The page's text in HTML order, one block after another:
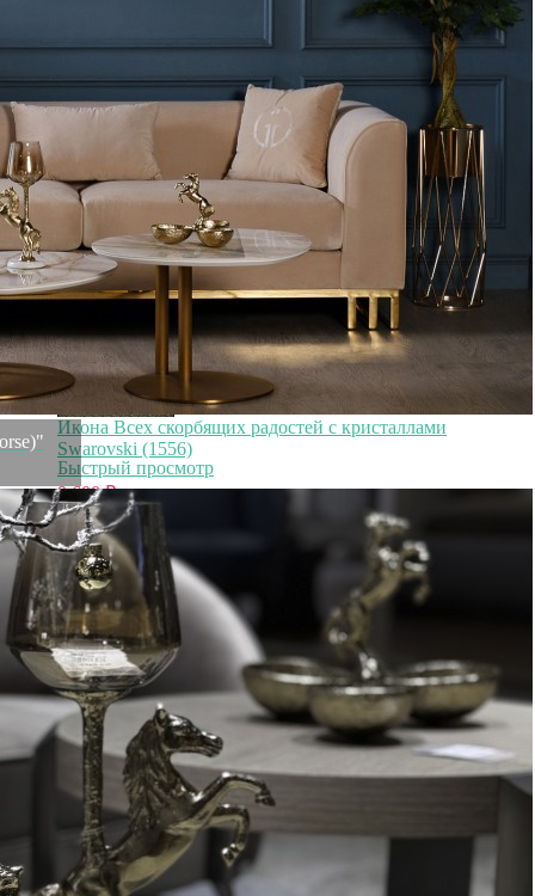
Картина Надежда малая с кристаллами Swarovski (1581)
Быстрый просмотр
Икона Всех скорбящих радостей с кристаллами
Swarovski (1556)
Быстрый просмотр
9 600₽
Икона Божией Матери Нечаянная радость с кристаллами
Swarovski (1555)
Быстрый просмотр
9 600